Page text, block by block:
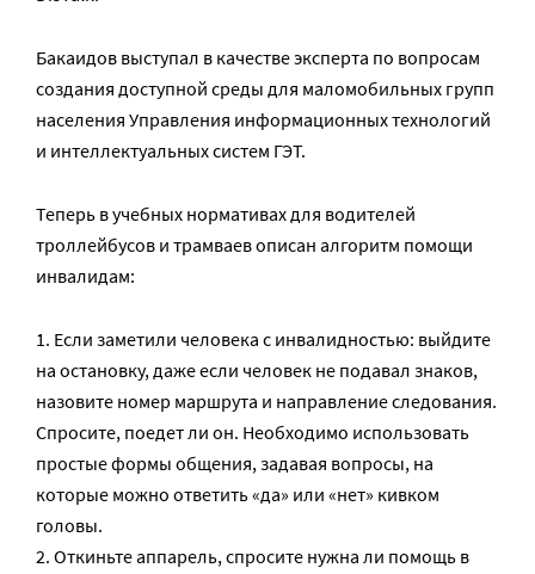
Бакаидов выступал в качестве эксперта по вопросам
создания доступной среды для маломобильных групп
населения Управления информационных технологий
и интеллектуальных систем ГЭТ.
Теперь в учебных нормативах для водителей
троллейбусов и трамваев описан алгоритм помощи
инвалидам:
1. Если заметили человека с инвалидностью: выйдите
на остановку, даже если человек не подавал знаков,
назовите номер маршрута и направление следования.
Спросите, поедет ли он. Необходимо использовать
простые формы общения, задавая вопросы, на
которые можно ответить «да» или «нет» кивком
головы.
2. Откиньте аппарель, спросите нужна ли помощь в